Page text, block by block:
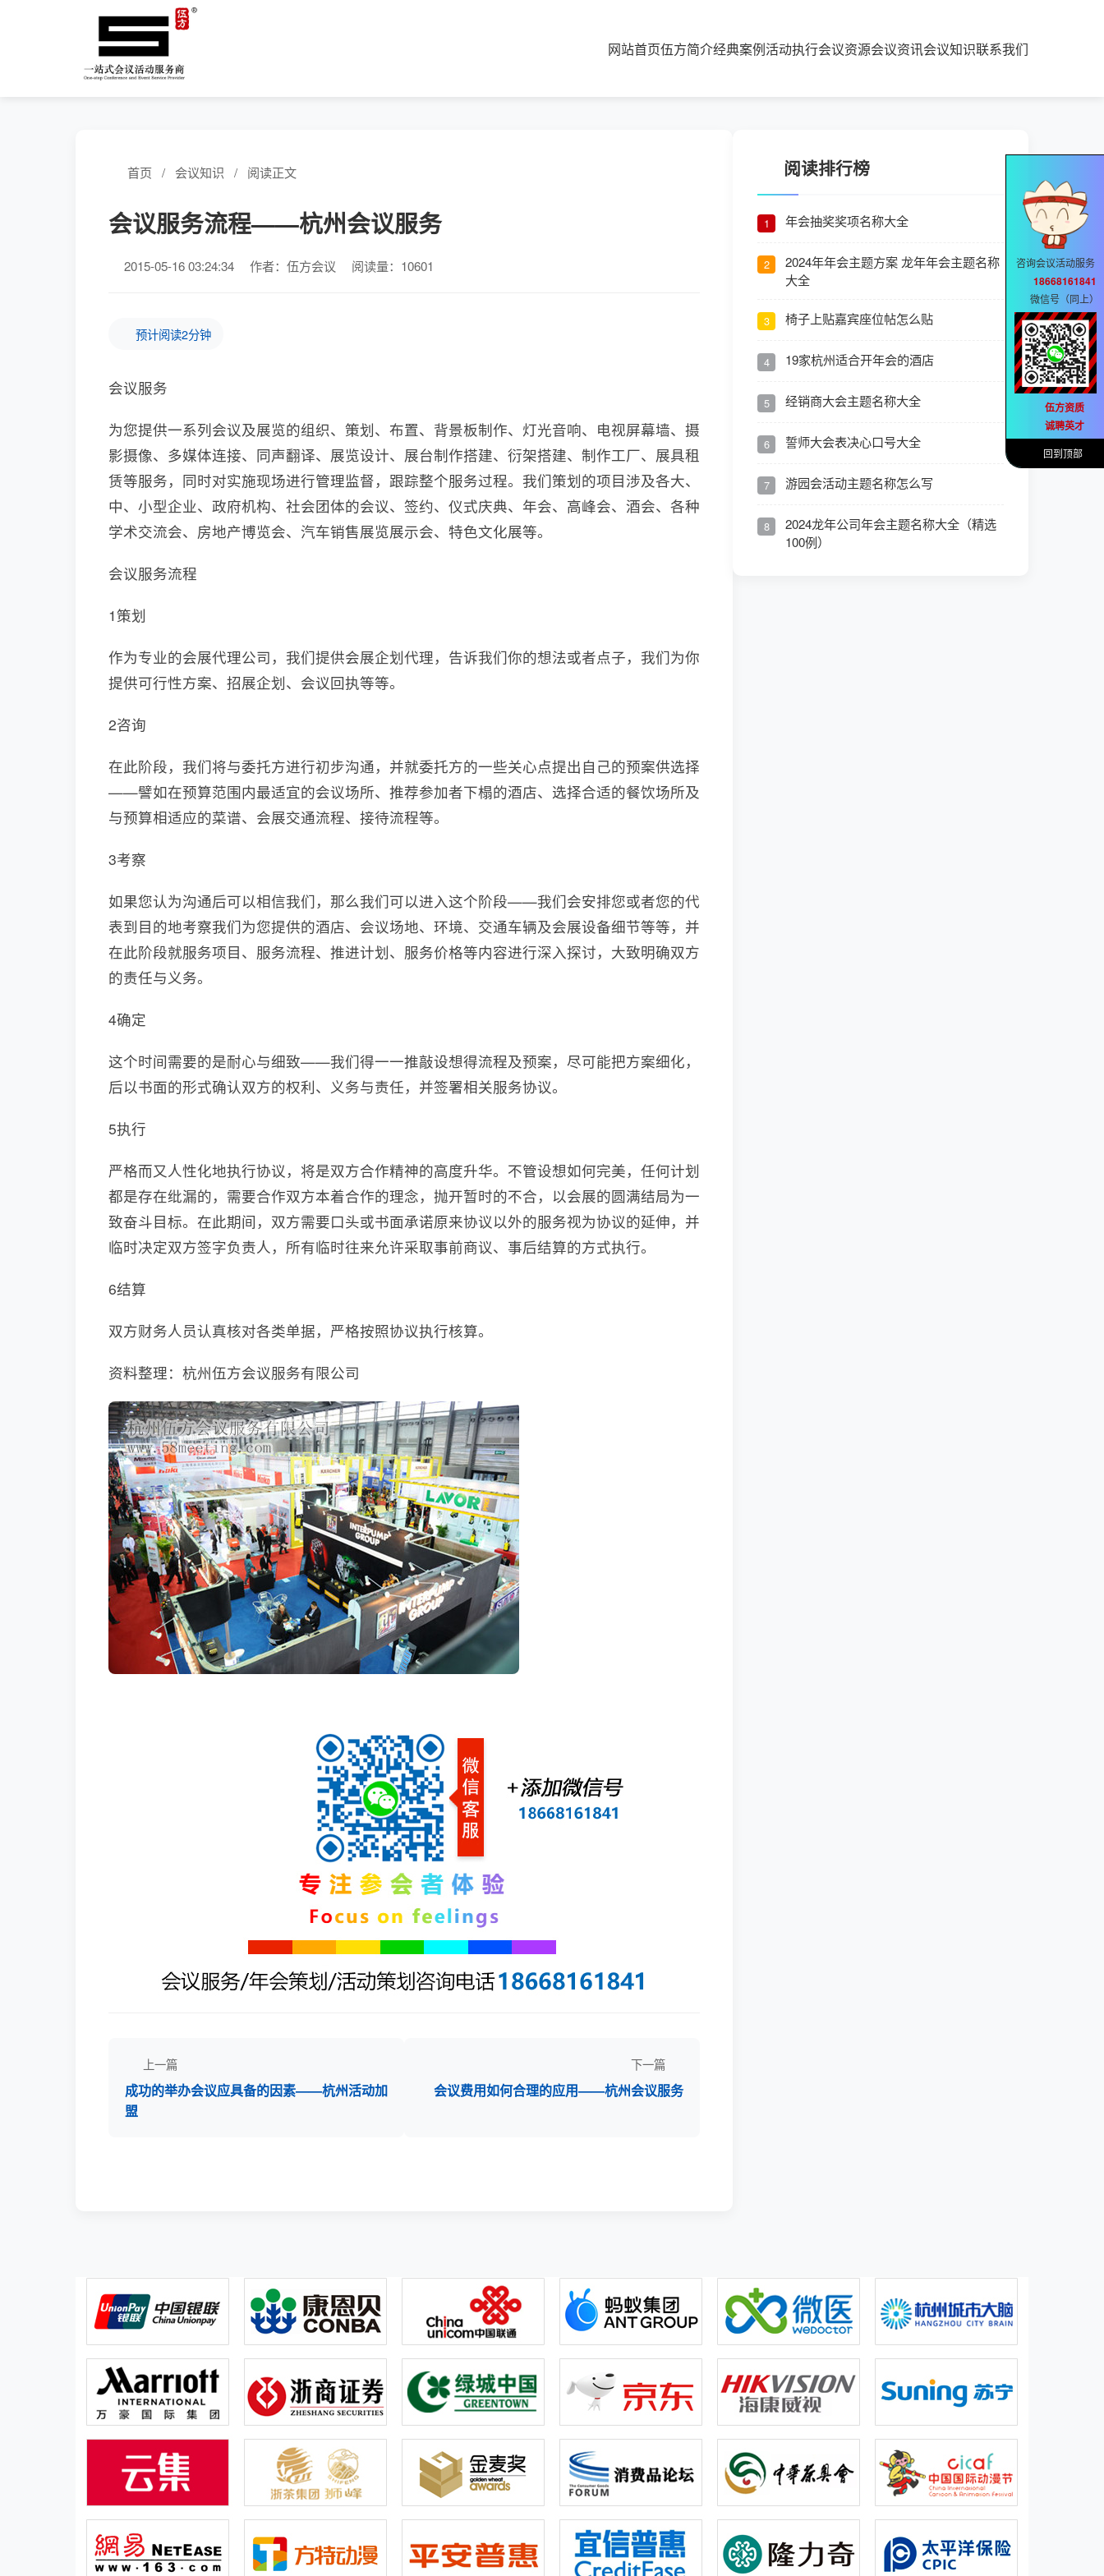
网站首页伍方简介经典案例活动执行会议资源会议资讯会议知识联系我们
首页 / 会议知识 / 阅读正文
会议服务流程——杭州会议服务
2015-05-16 03:24:34 作者：伍方会议 阅读量：10601
预计阅读2分钟
会议服务
为您提供一系列会议及展览的组织、策划、布置、背景板制作、灯光音响、电视屏幕墙、摄
影摄像、多媒体连接、同声翻译、展览设计、展台制作搭建、衍架搭建、制作工厂、展具租
赁等服务，同时对实施现场进行管理监督，跟踪整个服务过程。我们策划的项目涉及各大、
中、小型企业、政府机构、社会团体的会议、签约、仪式庆典、年会、高峰会、酒会、各种
学术交流会、房地产博览会、汽车销售展览展示会、特色文化展等。
会议服务流程
1策划
作为专业的会展代理公司，我们提供会展企划代理，告诉我们你的想法或者点子，我们为你
提供可行性方案、招展企划、会议回执等等。
2咨询
在此阶段，我们将与委托方进行初步沟通，并就委托方的一些关心点提出自己的预案供选择
——譬如在预算范围内最适宜的会议场所、推荐参加者下榻的酒店、选择合适的餐饮场所及
与预算相适应的菜谱、会展交通流程、接待流程等。
3考察
如果您认为沟通后可以相信我们，那么我们可以进入这个阶段——我们会安排您或者您的代
表到目的地考察我们为您提供的酒店、会议场地、环境、交通车辆及会展设备细节等等，并
在此阶段就服务项目、服务流程、推进计划、服务价格等内容进行深入探讨，大致明确双方
的责任与义务。
4确定
这个时间需要的是耐心与细致——我们得一一推敲设想得流程及预案，尽可能把方案细化，
后以书面的形式确认双方的权利、义务与责任，并签署相关服务协议。
5执行
严格而又人性化地执行协议，将是双方合作精神的高度升华。不管设想如何完美，任何计划
都是存在纰漏的，需要合作双方本着合作的理念，抛开暂时的不合，以会展的圆满结局为一
致奋斗目标。在此期间，双方需要口头或书面承诺原来协议以外的服务视为协议的延伸，并
临时决定双方签字负责人，所有临时往来允许采取事前商议、事后结算的方式执行。
6结算
双方财务人员认真核对各类单据，严格按照协议执行核算。
资料整理：杭州伍方会议服务有限公司
上一篇
成功的举办会议应具备的因素——杭州活动加
盟
下一篇
会议费用如何合理的应用——杭州会议服务
阅读排行榜
1 年会抽奖奖项名称大全
2
2024年年会主题方案 龙年年会主题名称
大全
3 椅子上贴嘉宾座位帖怎么贴
4 19家杭州适合开年会的酒店
5 经销商大会主题名称大全
6 誓师大会表决心口号大全
7 游园会活动主题名称怎么写
8
2024龙年公司年会主题名称大全（精选
100例）
咨询会议活动服务
18668161841
微信号（同上）
伍方资质
诚聘英才
回到顶部